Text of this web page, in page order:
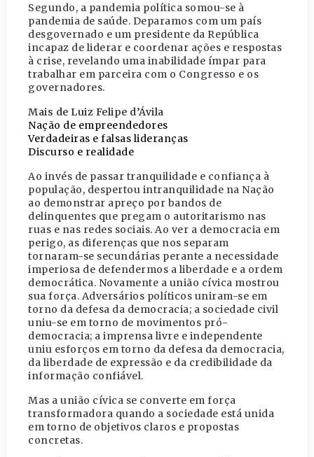
Segundo, a pandemia política somou-se à
pandemia de saúde. Deparamos com um país
desgovernado e um presidente da República
incapaz de liderar e coordenar ações e respostas
à crise, revelando uma inabilidade ímpar para
trabalhar em parceira com o Congresso e os
governadores.
Mais de Luiz Felipe d’Ávila
Nação de empreendedores
Verdadeiras e falsas lideranças
Discurso e realidade
Ao invés de passar tranquilidade e confiança à
população, despertou intranquilidade na Nação
ao demonstrar apreço por bandos de
delinquentes que pregam o autoritarismo nas
ruas e nas redes sociais. Ao ver a democracia em
perigo, as diferenças que nos separam
tornaram-se secundárias perante a necessidade
imperiosa de defendermos a liberdade e a ordem
democrática. Novamente a união cívica mostrou
sua força. Adversários políticos uniram-se em
torno da defesa da democracia; a sociedade civil
uniu-se em torno de movimentos pró-
democracia; a imprensa livre e independente
uniu esforços em torno da defesa da democracia,
da liberdade de expressão e da credibilidade da
informação confiável.
Mas a união cívica se converte em força
transformadora quando a sociedade está unida
em torno de objetivos claros e propostas
concretas.